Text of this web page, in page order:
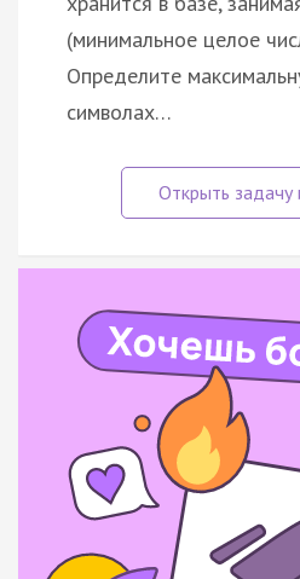
(минимальное целое
Определите
символах…